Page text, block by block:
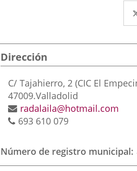
Dirección
Dirección
postal
C/ Tajahierro, 2 (CIC El
47009.Valladolid
Dirección
de
electrónico
radalaila@hotmail.com
Teléfonos
693 610 079
Número de registro municipal